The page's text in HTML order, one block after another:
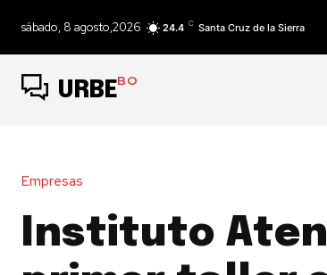
sábado, 8 agosto,2026 24.4 C Santa Cruz de la Sierra
URBEBO
Empresas
Instituto